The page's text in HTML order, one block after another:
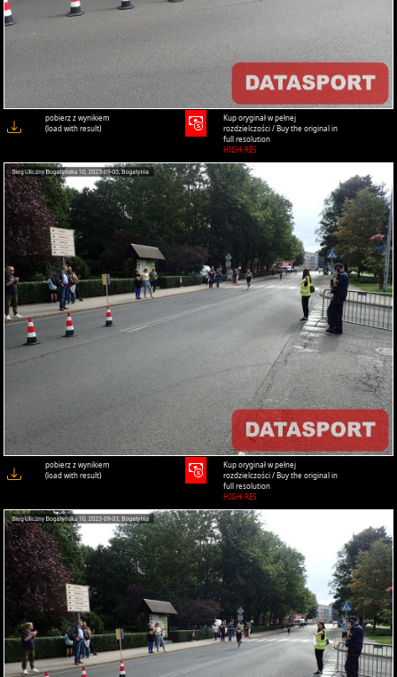
pobierz z wynikiem
(load with result)
Kup oryginał w pełnej
rozdzielczości / Buy the original in
full resolution
HIGH-RES
pobierz z wynikiem
(load with result)
Kup oryginał w pełnej
rozdzielczości / Buy the original in
full resolution
HIGH-RES